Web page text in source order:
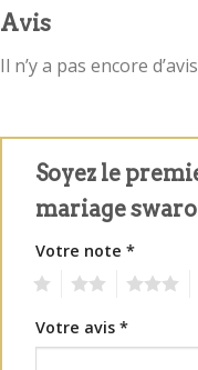
Avis
Il n’y a pas encore
Soyez le
mariage
Votre note*
Votre avis*